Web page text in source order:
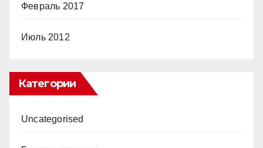
Февраль 2017
Июль 2012
Категории
Uncategorised